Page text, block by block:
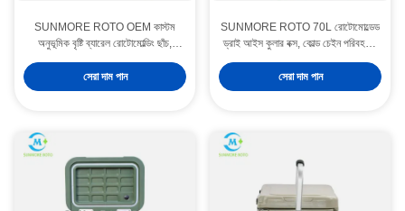
SUNMORE ROTO OEM কাস্টম
অনুভূমিক বৃষ্টি ব্যারেল রোটোমোল্ডিং ছাঁচ,
ট্যাঙ্কের জন্য ভারী ঢালাই লোহার ঘূর্ণনশীল ছাঁচ
সেরা দাম পান
SUNMORE ROTO 70L রোটোমোল্ডেড
ড্রাই আইস কুলার বক্স, কোল্ড চেইন পরিবহনের
আইস স্টোরেজ কন্টেইনার
সেরা দাম পান